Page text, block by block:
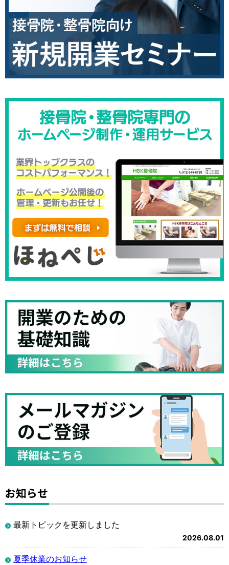
お知らせ
最新トピックを更新しました
2026.08.01
夏季休業のお知らせ